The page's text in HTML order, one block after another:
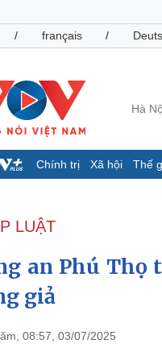
/ français /
Hà
Chính trị Xã hội Thế
nhân sự
diện sự thật
Dấu
LUẬT
an Phú Thọ
giả
08:57, 03/07/2025